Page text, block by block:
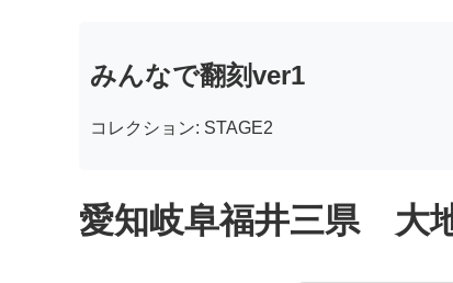
みんなで翻刻ver1
コレクション: STAGE2
愛知岐阜福井三県 大